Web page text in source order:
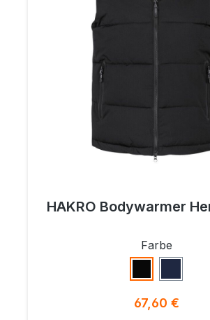
HAKRO Bodywarmer
Farbe
Schwarz
Tinte
Regulärer
67,60 €